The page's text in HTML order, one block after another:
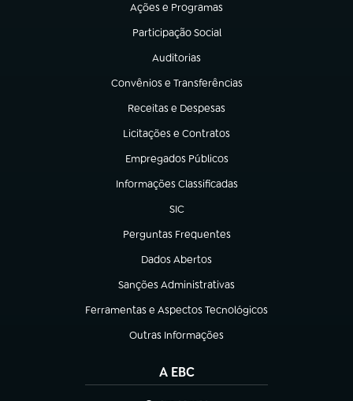
Ações e Programas
(abre em nova aba)
Participação Social
(abre em nova aba)
Auditorias
(abre em nova aba)
Convênios e Transferências
(abre em nova aba)
Receitas e Despesas
(abre em nova aba)
Licitações e Contratos
(abre em nova aba)
Empregados Públicos
(abre em nova aba)
Informações Classificadas
(abre em nova aba)
SIC
(abre em nova aba)
Perguntas Frequentes
(abre em nova aba)
Dados Abertos
(abre em nova aba)
Sanções Administrativas
(abre em nova aba)
Ferramentas e Aspectos Tecnológicos
(abre em nova aba)
Outras Informações
(abre em nova aba)
A EBC